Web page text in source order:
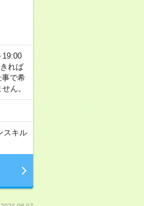
19:00
れば
で希
ん。
スキル